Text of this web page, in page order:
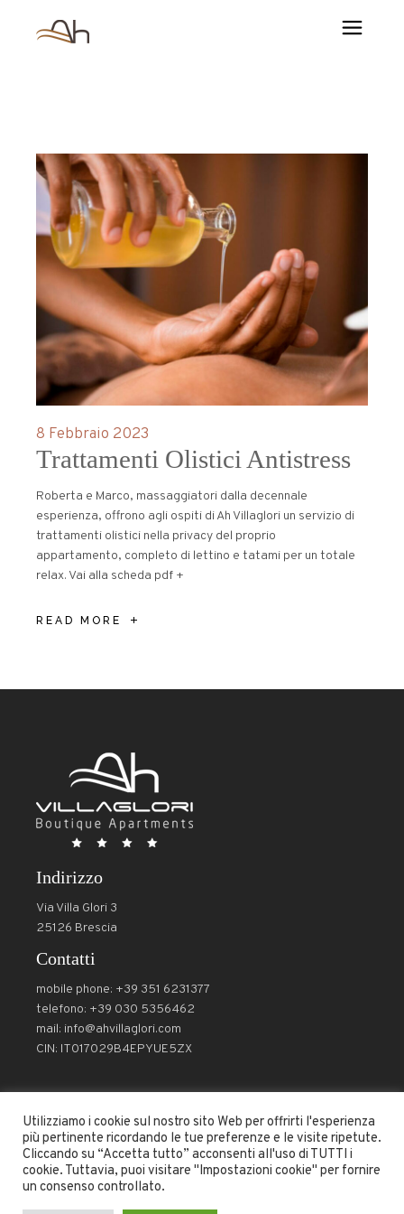
8 Febbraio 2023
Trattamenti Olistici Antistress
Roberta e Marco, massaggiatori dalla decennale
esperienza, offrono agli ospiti di Ah Villaglori un servizio di
trattamenti olistici nella privacy del proprio
appartamento, completo di lettino e tatami per un totale
relax. Vai alla scheda pdf +
READ MORE
Indirizzo
Via Villa Glori 3
25126 Brescia
Contatti
mobile phone: +39 351 6231377
telefono: +39 030 5356462
mail: info@ahvillaglori.com
CIN: IT017029B4EPYUE5ZX
Seguici
Utilizziamo i cookie sul nostro sito Web per offrirti l'esperienza
più pertinente ricordando le tue preferenze e le visite ripetute.
Cliccando su “Accetta tutto” acconsenti all'uso di TUTTI i
cookie. Tuttavia, puoi visitare "Impostazioni cookie" per fornire
un consenso controllato.